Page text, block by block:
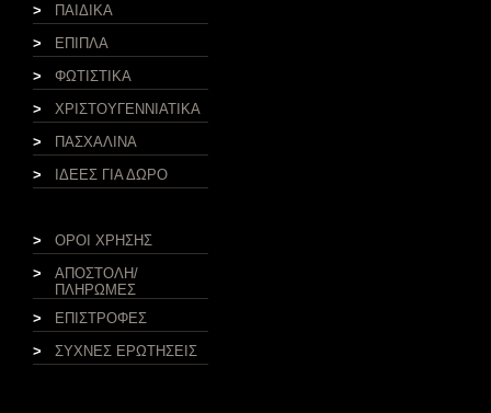
>
ΠΑΙΔΙΚΑ
>
ΕΠΙΠΛΑ
>
ΦΩΤΙΣΤΙΚΑ
>
ΧΡΙΣΤΟΥΓΕΝΝΙΑΤΙΚΑ
>
ΠΑΣΧΑΛΙΝΑ
>
ΙΔΕΕΣ ΓΙΑ ΔΩΡΟ
>
ΟΡΟΙ ΧΡΗΣΗΣ
>
ΑΠΟΣΤΟΛΗ/
ΠΛΗΡΩΜΕΣ
>
ΕΠΙΣΤΡΟΦΕΣ
>
ΣΥΧΝΕΣ ΕΡΩΤΗΣΕΙΣ